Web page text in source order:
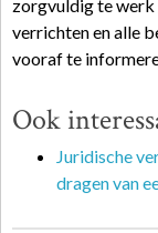
zorgvuldig te werk
verrichten en alle
vooraf te
Ook
Juridische
dragen van